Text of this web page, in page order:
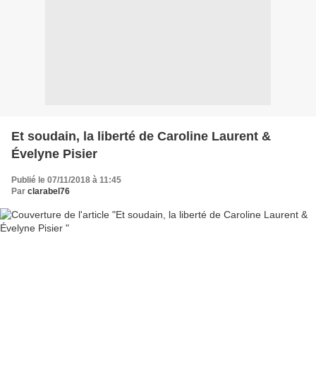
Et soudain, la liberté de Caroline Laurent &
Évelyne Pisier
Publié le 07/11/2018 à 11:45
Par clarabel76